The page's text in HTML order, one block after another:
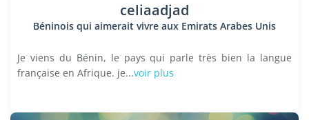
celiaadjad
Béninois qui aimerait vivre aux Emirats Arabes Unis
Je viens du Bénin, le pays qui parle très bien la langue
française en Afrique. je...voir plus